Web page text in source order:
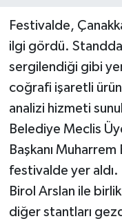
Festivalde,
ilgi gördü.
sergilendiği gibi
coğrafi işaretli
analizi hizmeti
Belediye Meclis
Başkanı
festivalde yer aldı.
Birol Arslan ile
diğer stantları